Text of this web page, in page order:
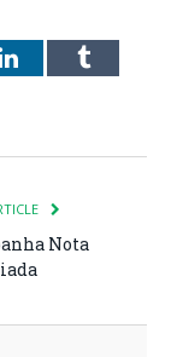
LinkedInTumblr
Nota